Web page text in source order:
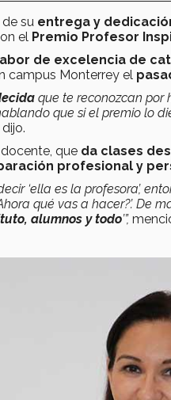
su entrega y
el Premio Profesor
de excelencia de
campus Monterrey el
que te reconozcan por
que si el premio lo
dijo.
que da clases
profesional y
‘ella es la profesora’,
qué vas a hacer?’. De
alumnos y todo’”,